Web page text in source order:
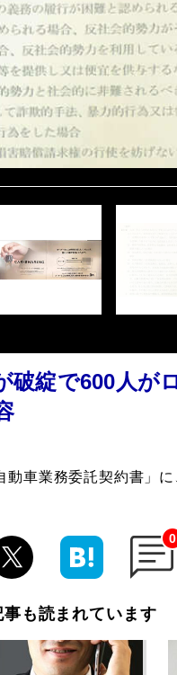
破綻で600人
車業務委託契約書」
0
事も読まれています